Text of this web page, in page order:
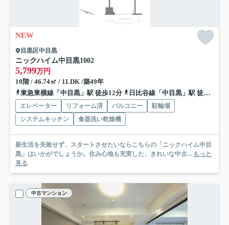
NEW
目黒区中目黒
ニックハイム中目黒1002
5,799万円
10階 / 46.74㎡ / 1LDK /築49年
東急東横線「中目黒」駅 徒歩12分
日比谷線「中目黒」駅 徒歩12分
エレベーター リフォーム済 バルコニー
駐輪場
システムキッチン
食器洗い乾燥機
新生活を失敗せず、スタートさせたいならこちらの「ニックハイム中目
黒」はいかがでしょうか。住み心地も充実した、きれいな中古... もっと
見る
中古マンション